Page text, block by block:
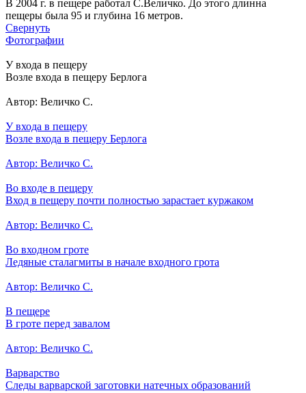
В 2004 г. в пещере работал С.Величко. До этого длинна
пещеры была 95 и глубина 16 метров.
Свернуть
Фотографии
У входа в пещеру
Возле входа в пещеру Берлога
Автор: Величко С.
У входа в пещеру
Возле входа в пещеру Берлога
Автор: Величко С.
Во входе в пещеру
Вход в пещеру почти полностью зарастает куржаком
Автор: Величко С.
Во входном гроте
Ледяные сталагмиты в начале входного грота
Автор: Величко С.
В пещере
В гроте перед завалом
Автор: Величко С.
Варварство
Следы варварской заготовки натечных образований